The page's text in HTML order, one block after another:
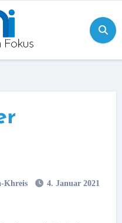
Khreis 4. Januar 2021